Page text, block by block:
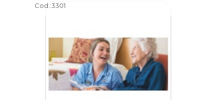
Cod.:3301